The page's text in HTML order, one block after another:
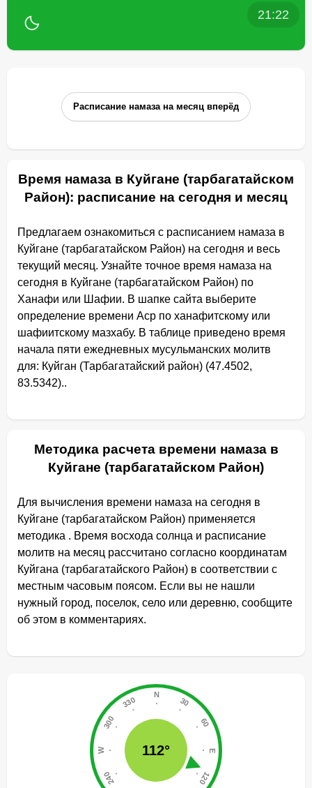
21:22
Расписание намаза на месяц вперёд
Время намаза в Куйгане (тарбагатайском
Район): расписание на сегодня и месяц
Предлагаем ознакомиться с расписанием намаза в
Куйгане (тарбагатайском Район) на сегодня и весь
текущий месяц. Узнайте точное время намаза на
сегодня в Куйгане (тарбагатайском Район) по
Ханафи или Шафии. В шапке сайта выберите
определение времени Аср по ханафитскому или
шафиитскому мазхабу. В таблице приведено время
начала пяти ежедневных мусульманских молитв
для: Куйган (Тарбагатайский район) (47.4502,
83.5342)..
Методика расчета времени намаза в
Куйгане (тарбагатайском Район)
Для вычисления времени намаза на сегодня в
Куйгане (тарбагатайском Район) применяется
методика . Время восхода солнца и расписание
молитв на месяц рассчитано согласно координатам
Куйгана (тарбагатайского Район) в соответствии с
местным часовым поясом. Если вы не нашли
нужный город, поселок, село или деревню, сообщите
об этом в комментариях.
112°